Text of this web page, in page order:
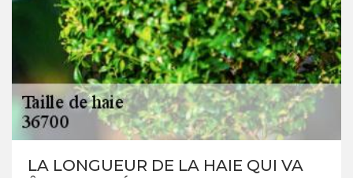
LA LONGUEUR DE LA HAIE QUI VA